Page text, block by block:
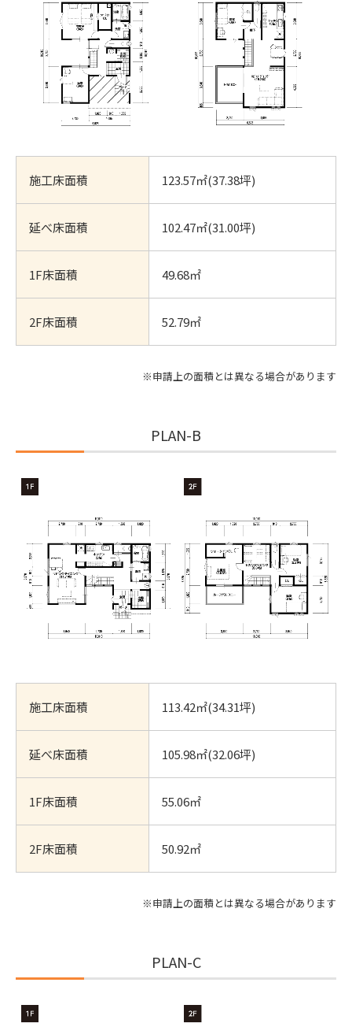
施工床面積 123.57㎡(37.38坪)
延べ床面積 102.47㎡(31.00坪)
1F床面積 49.68㎡
2F床面積 52.79㎡
※申請上の面積とは異なる場合があります
PLAN-B
施工床面積 113.42㎡(34.31坪)
延べ床面積 105.98㎡(32.06坪)
1F床面積 55.06㎡
2F床面積 50.92㎡
※申請上の面積とは異なる場合があります
PLAN-C